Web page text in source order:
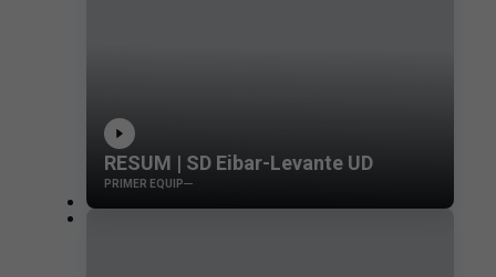
RESUM | SD Eibar-Levante UD
PRIMER EQUIP